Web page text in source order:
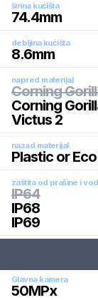
širina kućišta
74.4mm
debljina kućišta
8.6mm
napred materijal
Corning
Corning
Victus 2
nazad materijal
Plastic or
zaštita od prašine i
IP64
IP68
IP69
Glavna kamera
50MPx